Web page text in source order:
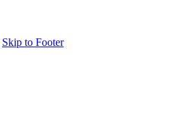
Skip to Footer